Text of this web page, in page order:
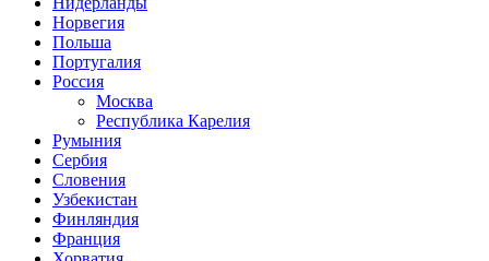
Норвегия
Польша
Португалия
Россия
Москва
Республика Карелия
Румыния
Сербия
Словения
Узбекистан
Финляндия
Франция